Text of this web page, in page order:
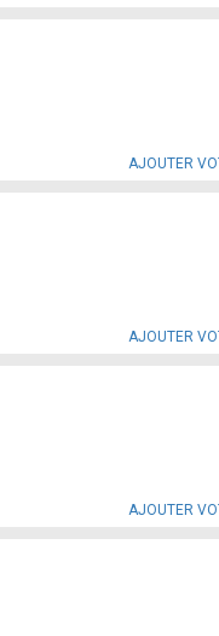
AJOUTER
AJOUTER
AJOUTER